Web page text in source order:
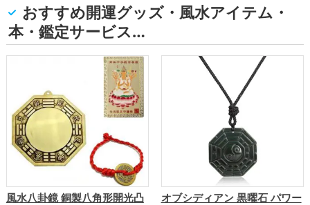
おすすめ開運グッズ・風水アイテム・
本・鑑定サービス…
風水八卦鏡 銅製八角形開光凸
オブシディアン 黒曜石 パワー